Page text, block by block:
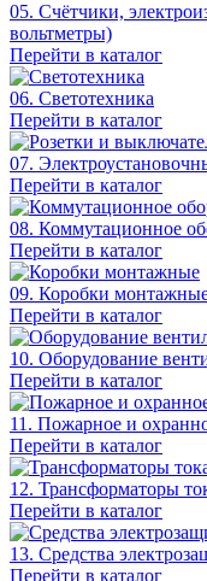
05. Счётчики,
вольтметры)
Перейти в каталог
06. Светотехника
Перейти в каталог
07.
Перейти в каталог
08. Коммутационное
Перейти в каталог
09. Коробки
Перейти в каталог
10. Оборудование
Перейти в каталог
11. Пожарное и
Перейти в каталог
12. Трансформаторы
Перейти в каталог
13. Средства
Перейти в каталог